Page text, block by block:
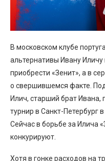
В московском клубе
альтернативы Ивану Иличу
приобрести «Зенит», а в
о свершившемся факте.
Илич, старший брат
турнир в Санкт-Петербург
Сейчас в борьбе за Илича
конкурируют.
Хотя в гонке расходов на